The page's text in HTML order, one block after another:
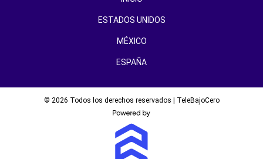
ESTADOS UNIDOS
MÉXICO
ESPAÑA
© 2026 Todos los derechos reservados | TeleBajoCero